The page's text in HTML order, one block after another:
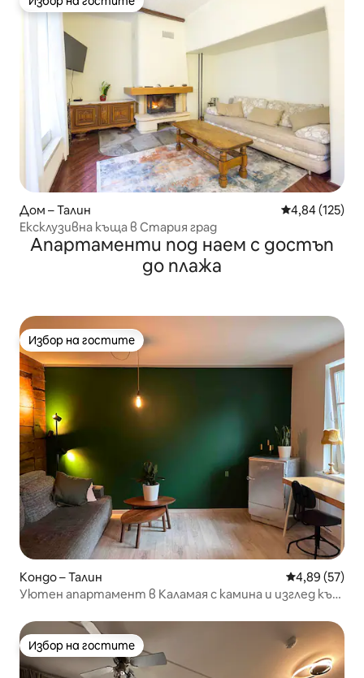
Избор на гостите
Дом – Талин Средна
4,84 (125)
Ексклузивна къща в Стария град
Апартаменти под наем с достъп
до плажа
Избор на гостите
Избор на гостите
Кондо – Талин Средна
4,89 (57)
Уютен апартамент в Каламая с камина и изглед към
Избор на гостите
Избор на гостите